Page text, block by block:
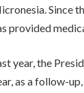
Since
provided
year, the
as a follow-